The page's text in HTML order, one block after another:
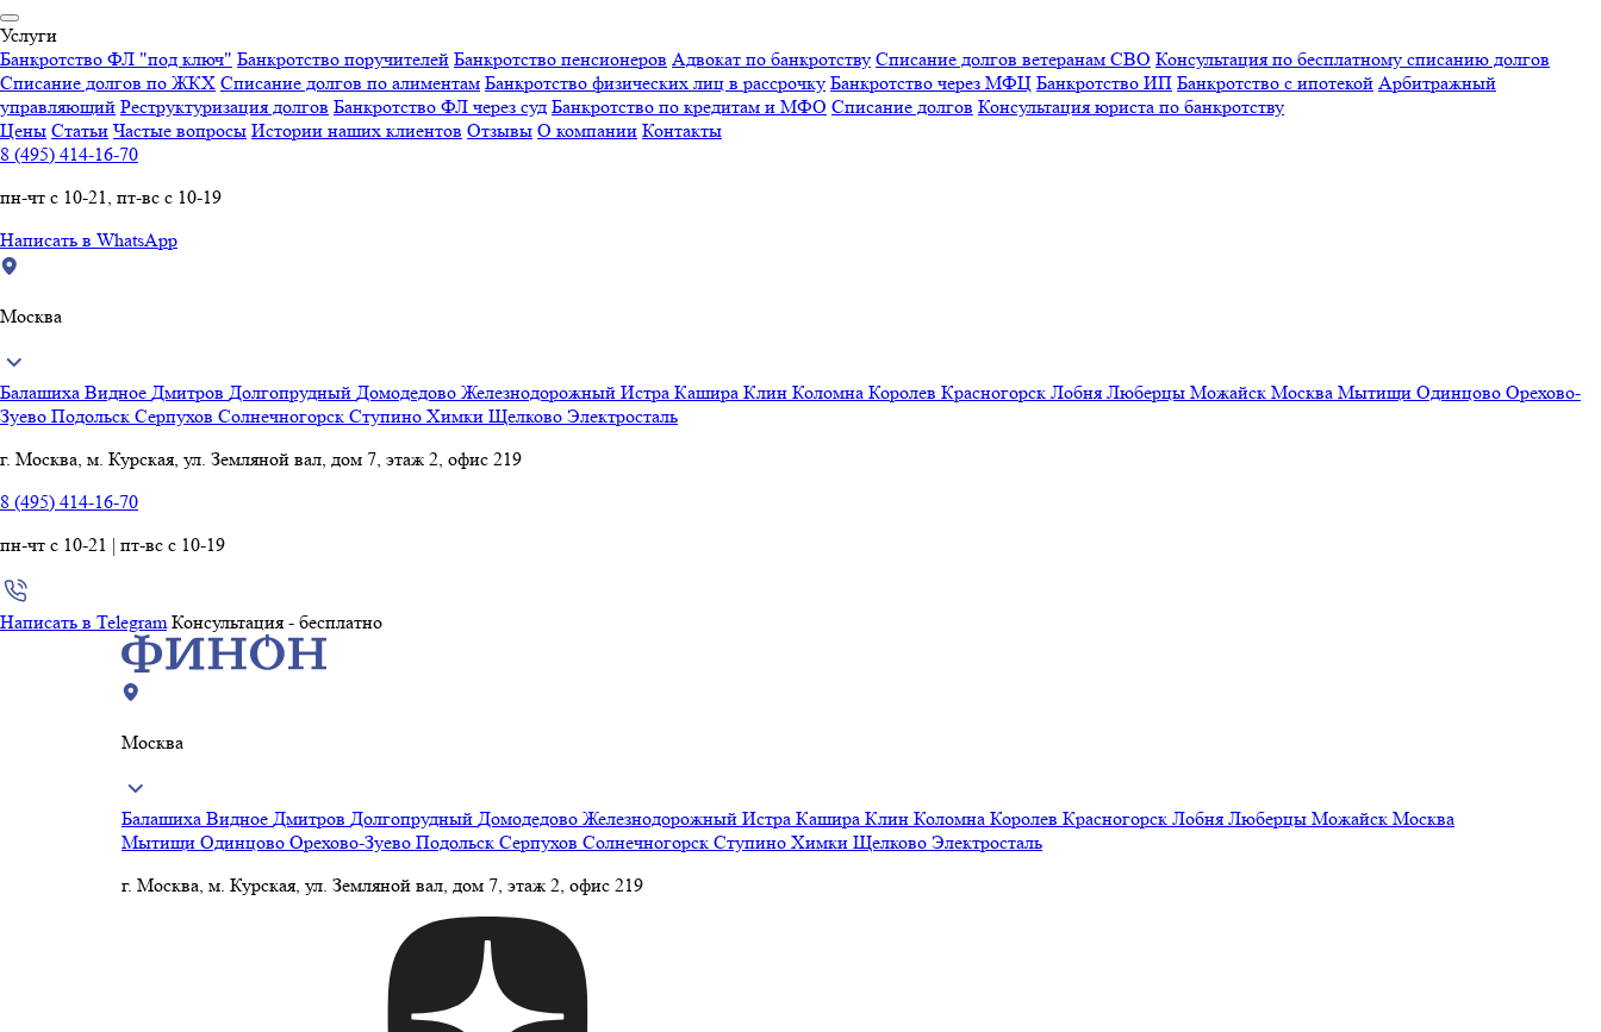
Услуги
Банкротство ФЛ "под ключ" Банкротство поручителей Банкротство пенсионеров Адвокат по банкротству Списание долгов ветеранам СВО Консультация по бесплатному списанию долгов
Списание долгов по ЖКХ Списание долгов по алиментам Банкротство физических лиц в рассрочку Банкротство через МФЦ Банкротство ИП Банкротство с ипотекой Арбитражный
управляющий Реструктуризация долгов Банкротство ФЛ через суд Банкротство по кредитам и МФО Списание долгов Консультация юриста по банкротству
Цены Статьи Частые вопросы Истории наших клиентов Отзывы О компании Контакты
8 (495) 414-16-70
пн-чт с 10-21, пт-вс с 10-19
Написать в WhatsApp
Москва
Балашиха Видное Дмитров Долгопрудный Домодедово Железнодорожный Истра Кашира Клин Коломна Королев Красногорск Лобня Люберцы Можайск Москва Мытищи Одинцово Орехово-
Зуево Подольск Серпухов Солнечногорск Ступино Химки Щелково Электросталь
г. Москва, м. Курская, ул. Земляной вал, дом 7, этаж 2, офис 219
8 (495) 414-16-70
пн-чт с 10-21 | пт-вс с 10-19
Написать в Telegram Консультация - бесплатно
Москва
Балашиха Видное Дмитров Долгопрудный Домодедово Железнодорожный Истра Кашира Клин Коломна Королев Красногорск Лобня Люберцы Можайск Москва
Мытищи Одинцово Орехово-Зуево Подольск Серпухов Солнечногорск Ступино Химки Щелково Электросталь
г. Москва, м. Курская, ул. Земляной вал, дом 7, этаж 2, офис 219